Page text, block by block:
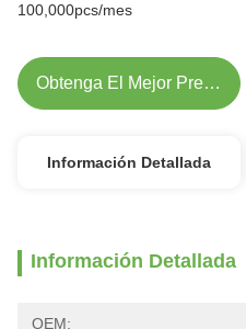
100,000pcs/mes
Obtenga El Mejor Precio
Información Detallada
Información Detallada
OEM: